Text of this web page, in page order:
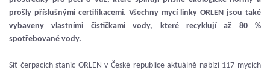
prošly příslušnými certifikacemi. Všechny mycí linky ORLEN jsou také
vybaveny vlastními čističkami vody, které recyklují až 80 %
spotřebované vody.
Síť čerpacích stanic ORLEN v České republice aktuálně nabízí 117 mycích